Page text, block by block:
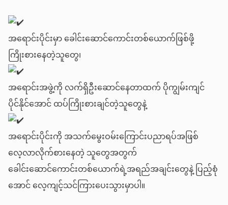
အရောင်းပိုင်းမှာ ခေါင်းဆောင်ကောင်းတစ်ယောက်ဖြစ်ဖို့
ကြိုးစားနေတဲ့သူတွေ၊
အရောင်းအဖွဲ့ကို လက်ရှိဦးဆောင်နေတာထက် ပိုကျွမ်းကျင်
ပိုင်နိုင်အောင် ထပ်ကြိုးစားချင်တဲ့သူတွေနဲ့
အရောင်းပိုင်းကို အသက်မွေးဝမ်းကြောင်းပညာရပ်အဖြစ်
လေ့လာလိုက်စားနေတဲ့ သူတွေအတွက်
ခေါင်းဆောင်ကောင်းတစ်ယောက်ရဲ့အရည်အချင်းတွေနဲ့ ပြည့်စုံ
အောင် လေ့ကျင့်သင်ကြားပေးသွားမှာပါ။